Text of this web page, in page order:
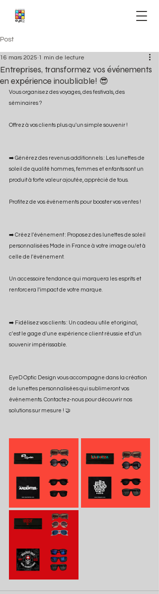
Post
Entreprises, transformez vos événements
en expérience inoubliable! 😎
16 mars 2025 1 min de lecture
Vous organisez des voyages, des festivals, des
séminaires ?
Offrez à vos clients plus qu'un simple souvenir !
➡️ Générez des revenus additionnels : Les lunettes de
soleil de qualité hommes, femmes et enfants sont un
produit à forte valeur ajoutée, apprécié de tous.
Profitez de vos événements pour booster vos ventes !
➡️ Créez l'événement : Proposez des lunettes de soleil
personnalisées Made in France à votre image ou/et à
celle de l'événement.
Un accessoire tendance qui marquera les esprits et
renforcera l'impact de votre marque.
➡️ Fidélisez vos clients : Un cadeau utile et original,
c'est le gage d'une expérience client réussie et d'un
souvenir impérissable.
EyeD Optic Design vous accompagne dans la création
de lunettes personnalisées qui sublimeront vos
événements. Contactez-nous pour découvrir nos
solutions sur mesure ! 🤝